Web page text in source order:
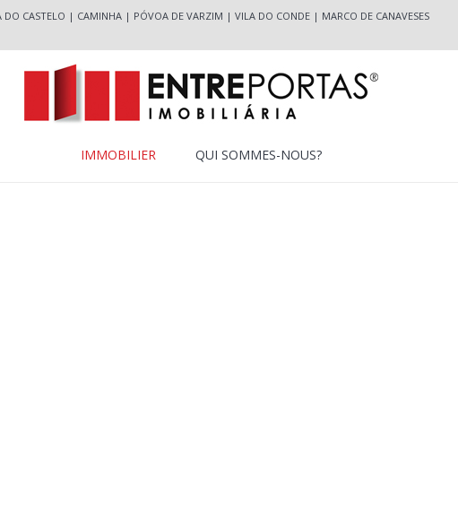
DO CASTELO | CAMINHA| PÓVOA DE VARZIM | VILA DO CONDE| MARCO DE CANAVESES
IMMOBILIER QUI SOMMES-NOUS?